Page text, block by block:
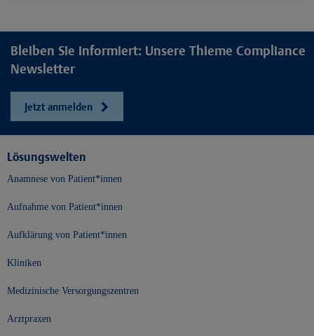
Bleiben Sie informiert: Unsere Thieme Compliance
Newsletter
Jetzt anmelden
Lösungswelten
Anamnese von Patient*innen
Aufnahme von Patient*innen
Aufklärung von Patient*innen
Kliniken
Medizinische Versorgungszentren
Arztpraxen